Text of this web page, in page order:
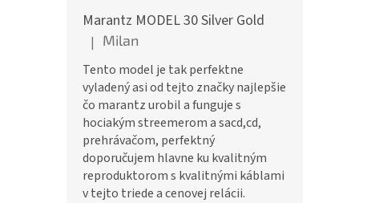
Marantz MODEL 30 Silver Gold
Hodnotenie produktu je 5 z 5 hviezdičiek.
| Milan
Tento model je tak perfektne
vyladený asi od tejto značky najlepšie
čo marantz urobil a funguje s
hociakým streemerom a sacd,cd,
prehrávačom, perfektný
doporučujem hlavne ku kvalitným
reproduktorom s kvalitnými káblami
v tejto triede a cenovej relácii.